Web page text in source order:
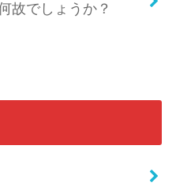
故でしょうか？